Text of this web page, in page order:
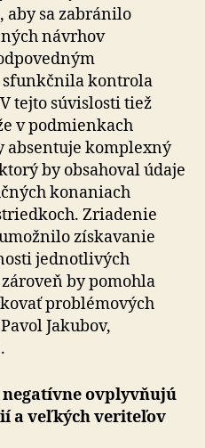
sa zabránilo
návrhov
sfunkčnila kontrola
tejto súvislosti tiež
v podmienkach
absentuje komplexný
by obsahoval údaje
konaniach
Zriadenie
získavanie
jednotlivých
by pomohla
problémových
Jakubov,
ovplyvňujú
a veľkých veriteľov